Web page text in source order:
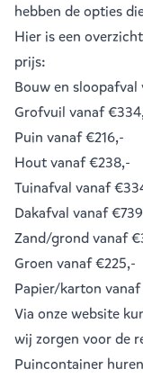
hebben de opties
Hier is een
prijs:
Bouw en sloopafval
Grofvuil vanaf
Puin vanaf €216,-
Houtvanaf €238,-
Tuinafval vanaf
Dakafval vanaf
Zand/grondvanaf
Groen vanaf €225,-
Papier/karton vanaf
Via onze website
wij zorgen voor de
Puincontainer